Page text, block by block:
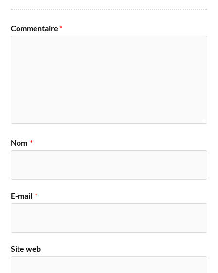
Commentaire*
Nom *
E-mail *
Site web